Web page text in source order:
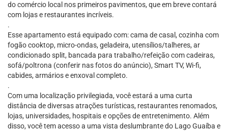
do comércio local nos primeiros pavimentos, que em breve contará
com lojas e restaurantes incríveis.
.
Esse apartamento está equipado com: cama de casal, cozinha com
fogão cooktop, micro-ondas, geladeira, utensílios/talheres, ar
condicionado split, bancada para trabalho/refeição com cadeiras,
sofá/poltrona (conferir nas fotos do anúncio), Smart TV, Wi-fi,
cabides, armários e enxoval completo.
.
Com uma localização privilegiada, você estará a uma curta
distância de diversas atrações turísticas, restaurantes renomados,
lojas, universidades, hospitais e opções de entretenimento. Além
disso, você tem acesso a uma vista deslumbrante do Lago Guaíba e